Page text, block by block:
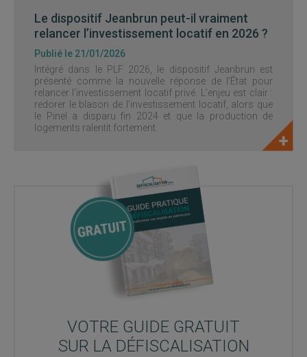
Le dispositif Jeanbrun peut-il vraiment
relancer l’investissement locatif en 2026 ?
Publié le 21/01/2026
Intégré dans le PLF 2026, le dispositif Jeanbrun est
présenté comme la nouvelle réponse de l’État pour
relancer l’investissement locatif privé. L’enjeu est clair :
redorer le blason de l’investissement locatif, alors que
le Pinel a disparu fin 2024 et que la production de
logements ralentit fortement.
VOTRE GUIDE GRATUIT
SUR LA DÉFISCALISATION